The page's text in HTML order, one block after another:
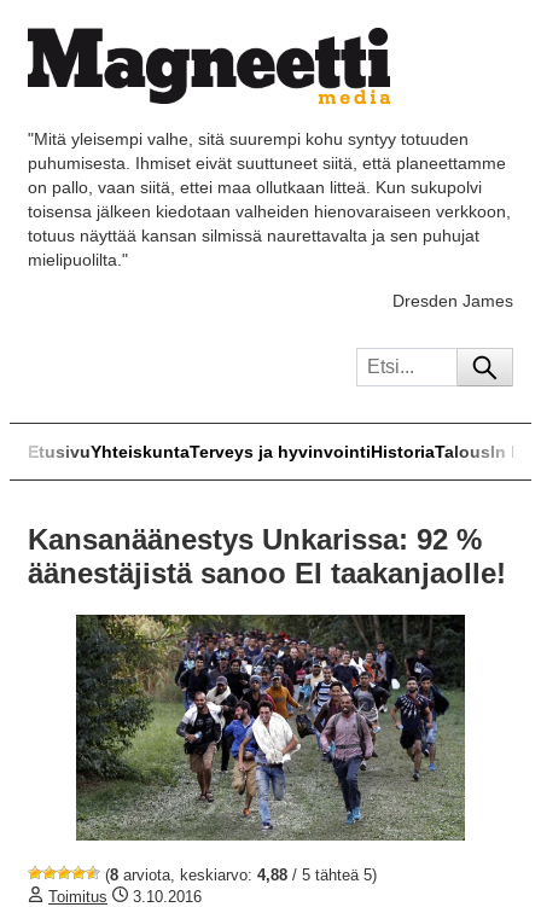
"Mitä yleisempi valhe, sitä suurempi kohu syntyy totuuden
puhumisesta. Ihmiset eivät suuttuneet siitä, että planeettamme
on pallo, vaan siitä, ettei maa ollutkaan litteä. Kun sukupolvi
toisensa jälkeen kiedotaan valheiden hienovaraiseen verkkoon,
totuus näyttää kansan silmissä naurettavalta ja sen puhujat
mielipuolilta."
Dresden James
EtusivuYhteiskuntaTerveys ja hyvinvointiHistoriaTalousIn
Kansanäänestys Unkarissa: 92 %
äänestäjistä sanoo EI taakanjaolle!
(8 arviota, keskiarvo: 4,88 / 5 tähteä 5)
Toimitus
3.10.2016